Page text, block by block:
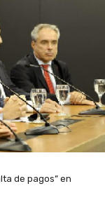
de pagos” en